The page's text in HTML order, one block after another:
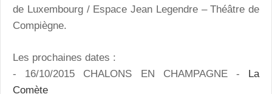
de Luxembourg / Espace Jean Legendre – Théâtre de
Compiègne.
Les prochaines dates :
- 16/10/2015 CHALONS EN CHAMPAGNE - La
Comète